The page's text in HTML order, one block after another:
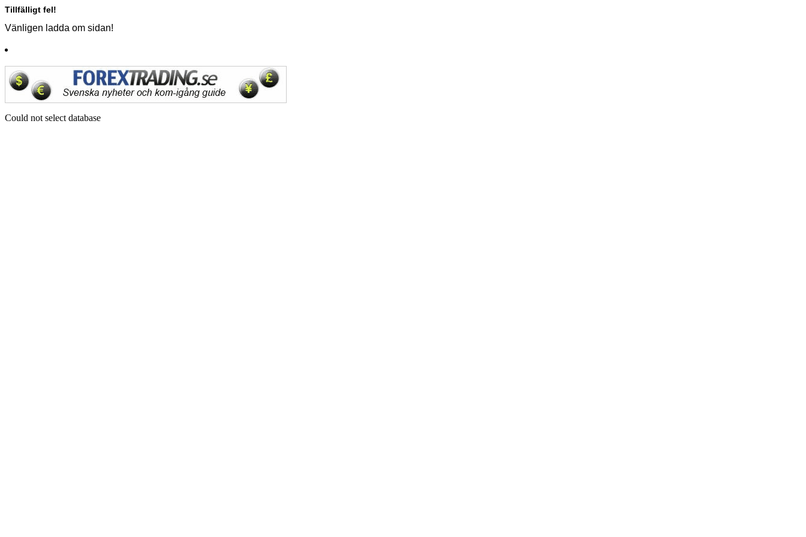
Tillfälligt fel!
Vänligen ladda om sidan!
Could not select database